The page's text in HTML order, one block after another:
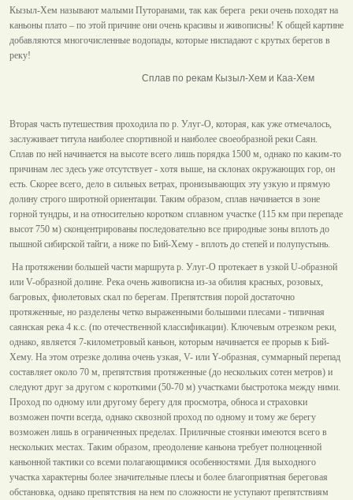
Кызыл-Хем называют малыми Путоранами, так как берега реки очень походят на
каньоны плато – по этой причине они очень красивы и живописны! К общей картине
добавляются многочисленные водопады, которые ниспадают с крутых берегов в
реку!
Сплав по рекам Кызыл-Хем и Каа-Хем
Вторая часть путешествия проходила по р. Улуг-О, которая, как уже отмечалось,
заслуживает титула наиболее спортивной и наиболее своеобразной реки Саян.
Сплав по ней начинается на высоте всего лишь порядка 1500 м, однако по каким-то
причинам лес здесь уже отсутствует - хотя выше, на склонах окружающих гор, он
есть. Скорее всего, дело в сильных ветрах, пронизывающих эту узкую и прямую
долину строго широтной ориентации. Таким образом, сплав начинается в зоне
горной тундры, и на относительно коротком сплавном участке (115 км при перепаде
высот 750 м) сконцентрированы последовательно все природные зоны вплоть до
пышной сибирской тайги, а ниже по Бий-Хему - вплоть до степей и полупустынь.
На протяжении большей части маршрута р. Улуг-О протекает в узкой U-образной
или V-образной долине. Река очень живописна из-за обилия красных, розовых,
багровых, фиолетовых скал по берегам. Препятствия порой достаточно
протяженные, но разделены четко выраженными большими плесами - типичная
саянская река 4 к.с. (по отечественной классификации). Ключевым отрезком реки,
однако, является 7-километровый каньон, которым начинается ее прорыв к Бий-
Хему. На этом отрезке долина очень узкая, V- или Y-образная, суммарный перепад
составляет около 70 м, препятствия протяженные (до нескольких сотен метров) и
следуют друг за другом с короткими (50-70 м) участками быстротока между ними.
Проход по одному или другому берегу для просмотра, обноса и страховки
возможен почти всегда, однако сквозной проход по одному и тому же берегу
возможен лишь в ограниченных пределах. Приличные стоянки имеются всего в
нескольких местах. Таким образом, преодоление каньона требует полноценной
каньонной тактики со всеми полагающимися особенностями. Для выходного
участка характерны более значительные плесы и более благоприятная береговая
обстановка, однако препятствия на нем по сложности не уступают препятствиям